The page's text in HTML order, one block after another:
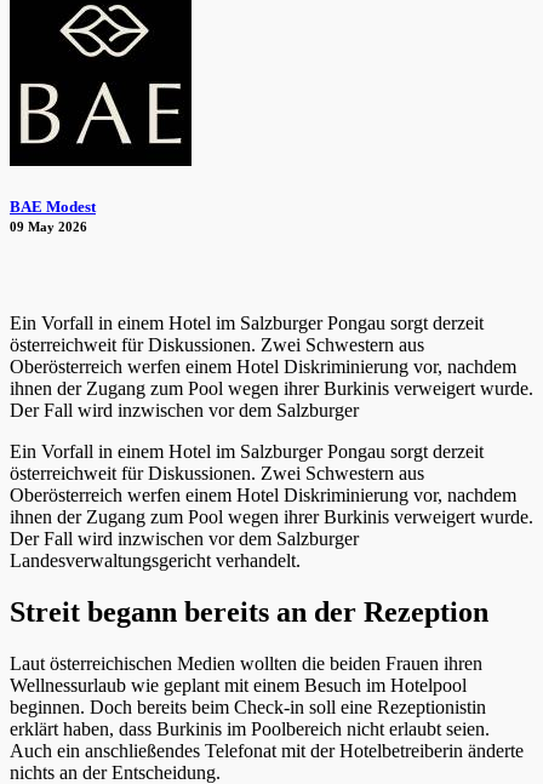
BAE Modest
09 May 2026
Ein Vorfall in einem Hotel im Salzburger Pongau sorgt derzeit
österreichweit für Diskussionen. Zwei Schwestern aus
Oberösterreich werfen einem Hotel Diskriminierung vor, nachdem
ihnen der Zugang zum Pool wegen ihrer Burkinis verweigert wurde.
Der Fall wird inzwischen vor dem Salzburger
Ein Vorfall in einem Hotel im Salzburger Pongau sorgt derzeit
österreichweit für Diskussionen. Zwei Schwestern aus
Oberösterreich werfen einem Hotel Diskriminierung vor, nachdem
ihnen der Zugang zum Pool wegen ihrer Burkinis verweigert wurde.
Der Fall wird inzwischen vor dem Salzburger
Landesverwaltungsgericht verhandelt.
Streit begann bereits an der Rezeption
Laut österreichischen Medien wollten die beiden Frauen ihren
Wellnessurlaub wie geplant mit einem Besuch im Hotelpool
beginnen. Doch bereits beim Check-in soll eine Rezeptionistin
erklärt haben, dass Burkinis im Poolbereich nicht erlaubt seien.
Auch ein anschließendes Telefonat mit der Hotelbetreiberin änderte
nichts an der Entscheidung.